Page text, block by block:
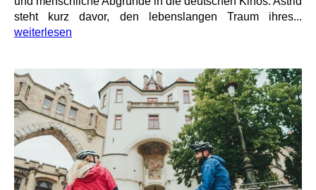
steht kurz davor, den lebenslangen Traum ihres...
weiterlesen